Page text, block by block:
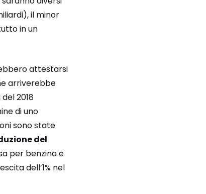
il minor
in un
attestarsi
arriverebbe
2018
di uno
sono state
del
per benzina e
dell’1% nel